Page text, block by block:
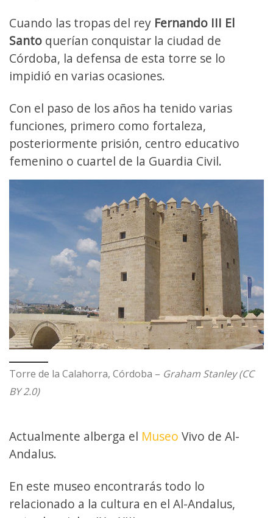
Cuando las tropas del rey Fernando III El
Santo querían conquistar la ciudad de
Córdoba, la defensa de esta torre se lo
impidió en varias ocasiones.
Con el paso de los años ha tenido varias
funciones, primero como fortaleza,
posteriormente prisión, centro educativo
femenino o cuartel de la Guardia Civil.
Torre de la Calahorra, Córdoba – Graham Stanley (CC
BY 2.0)
Actualmente alberga el Museo Vivo de Al-
Andalus.
En este museo encontrarás todo lo
relacionado a la cultura en el Al-Andalus,